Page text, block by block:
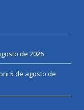
de 2026
5 de agosto de